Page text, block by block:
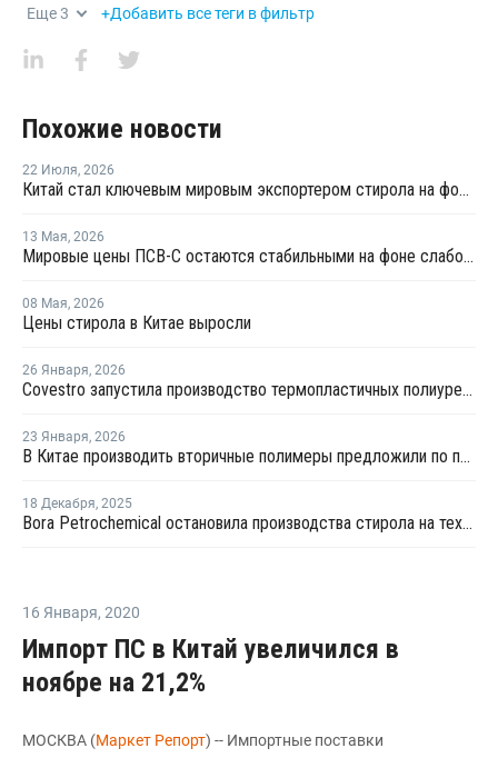
Еще3 +Добавить все теги в фильтр
Похожие новости
22 Июля, 2026
Китай стал ключевым мировым экспортером стирола на фоне кризиса на Ближнем Востоке
13 Мая, 2026
Мировые цены ПСВ-С остаются стабильными на фоне слабого спроса
08 Мая, 2026
Цены стирола в Китае выросли
26 Января, 2026
Covestro запустила производство термопластичных полиуретанов в Китае
23 Января, 2026
В Китае производить вторичные полимеры предложили по принципу конструкторов LEGO
18 Декабря, 2025
Bora Petrochemical остановила производства стирола на техническое обслуживание
16 Января, 2020
Импорт ПС в Китай увеличился в
ноябре на 21,2%
МОСКВА (Маркет Репорт) -- Импортные поставки